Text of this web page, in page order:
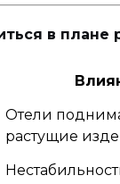
в плане
Отели
растущие